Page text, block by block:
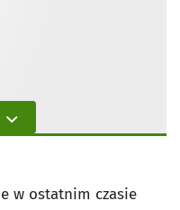
w ostatnim czasie